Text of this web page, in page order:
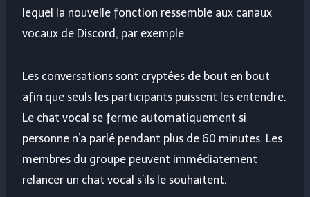
lequel la nouvelle fonction ressemble aux canaux
vocaux de Discord, par exemple.
Les conversations sont cryptées de bout en bout
afin que seuls les participants puissent les entendre.
Le chat vocal se ferme automatiquement si
personne n’a parlé pendant plus de 60 minutes. Les
membres du groupe peuvent immédiatement
relancer un chat vocal s’ils le souhaitent.